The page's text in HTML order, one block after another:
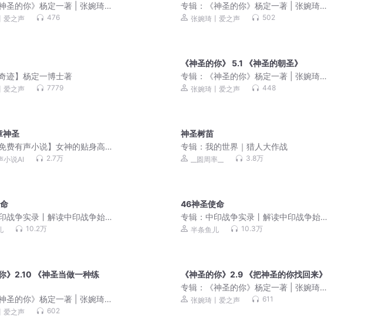
神圣的你》杨定一著 | 张婉琦
爱之声 476
专辑：
《神圣的你》杨定一著 | 张婉琦
（重读）
张婉琦丨爱之声 502
奇迹】杨定一博士著
爱之声 7779
《神圣的你》 5.1 《神圣的朝圣》
专辑：
《神圣的你》杨定一著 | 张婉琦
（重读）
张婉琦丨爱之声 448
神圣
免费有声小说】女神的贴身高
文|都市|刺激
小说AI 2.7万
神圣树苗
专辑：我的世界｜猎人大作战
__圆周率__ 3.8万
战争实录丨解读中印战争始
10.2万
46神圣使命
专辑：中印战争实录丨解读中印战争始
末 半条鱼儿 10.3万
》2.10 《神圣当做一种练
神圣的你》杨定一著 | 张婉琦
爱之声 602
《神圣的你》2.9 《把神圣的你找回来》
专辑：
《神圣的你》杨定一著 | 张婉琦
（重读）
张婉琦丨爱之声 611